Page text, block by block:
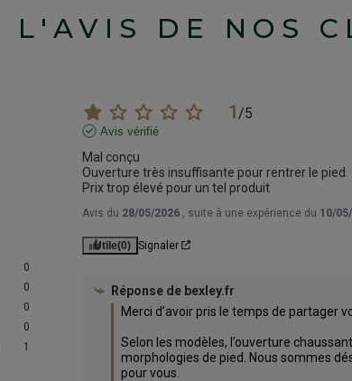
L'AVIS DE NOS
0
0
0
0
1
1/5
Avis vérifié
Mal conçu
Ouverture très insuffisante pour rentrer le pied.
Prix trop élevé pour un tel produit
Avis du 28/05/2026 , suite à une expérience du 10/
Utile(0) Signaler
Réponse de bexley.fr
Merci d’avoir pris le temps de partager
Selon les modèles, l’ouverture
morphologies de pied. Nous sommes
pour vous.